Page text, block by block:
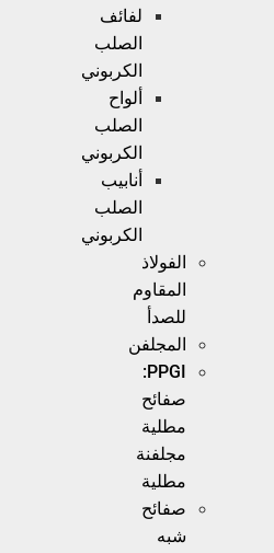
لفائف
الصلب
الكربوني
ألواح
الصلب
الكربوني
أنابيب
الصلب
الكربوني
الفولاذ
المقاوم
للصدأ
المجلفن
PPGI:
صفائح
مطلية
مجلفنة
مطلية
صفائح
شبه